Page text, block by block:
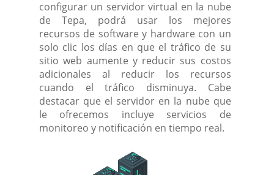
configurar un servidor virtual en la nube
de Tepa, podrá usar los mejores
recursos de software y hardware con un
solo clic los días en que el tráfico de su
sitio web aumente y reducir sus costos
adicionales al reducir los recursos
cuando el tráfico disminuya. Cabe
destacar que el servidor en la nube que
le ofrecemos incluye servicios de
monitoreo y notificación en tiempo real.